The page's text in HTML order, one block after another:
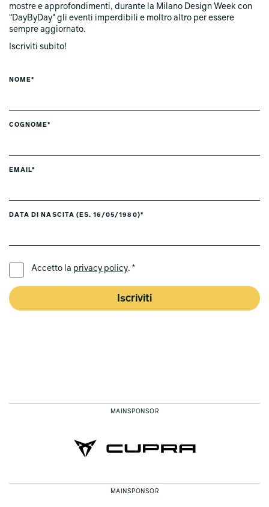
mostre e approfondimenti, durante la Milano Design Week con
"DayByDay" gli eventi imperdibili e moltro altro per essere
sempre aggiornato.
Iscriviti subito!
NOME*
COGNOME*
EMAIL*
DATA DI NASCITA (ES. 16/05/1980)*
Accetto la privacy policy. *
Iscriviti
MAINSPONSOR
MAINSPONSOR